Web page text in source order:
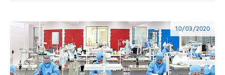
10/03/2020